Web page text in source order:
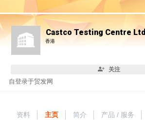
Castco Testing Centre Ltd
香港
关注
自登录于贸发网
资料 主页 简介 产品 / 服务